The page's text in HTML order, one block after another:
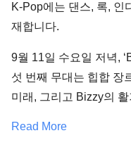
K-Pop에는 댄스, 록, 인
재합니다.
9월 11일 수요일 저녁,
섯 번째 무대는 힙합 장
미래, 그리고 Bizzy의
Read More